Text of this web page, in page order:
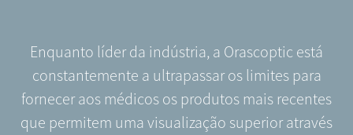
Enquanto líder da indústria, a Orascoptic está
constantemente a ultrapassar os limites para
fornecer aos médicos os produtos mais recentes
que permitem uma visualização superior através